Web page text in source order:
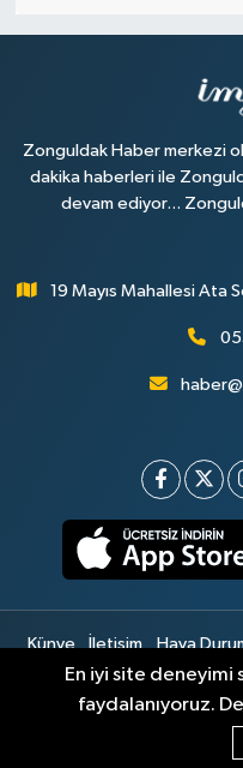
Zonguldak Haber merkezi
dakika haberleri ile
devam ediyor...
19 Mayıs Mahallesi Ata
Künye İletişim Hava
Gizlilik Sözleşmesi
Haber
En iyi site
faydalanıyoruz.